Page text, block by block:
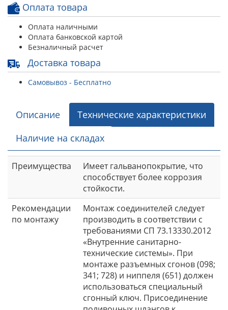
Оплата товара
Оплата наличными
Оплата банковской картой
Безналичный расчет
Доставка товара
Самовывоз - Бесплатно
Описание
Технические характеристики
Наличие на складах
Преимущества
Имеет гальванопокрытие, что
способствует более коррозия
стойкости.
Рекомендации
по монтажу
Монтаж соединителей следует
производить в соответствии с
требованиями СП 73.13330.2012
«Внутренние санитарно-
технические системы». При
монтаже разъемных сгонов (098;
341; 728) и ниппеля (651) должен
использоваться специальный
сгонный ключ. Присоединение